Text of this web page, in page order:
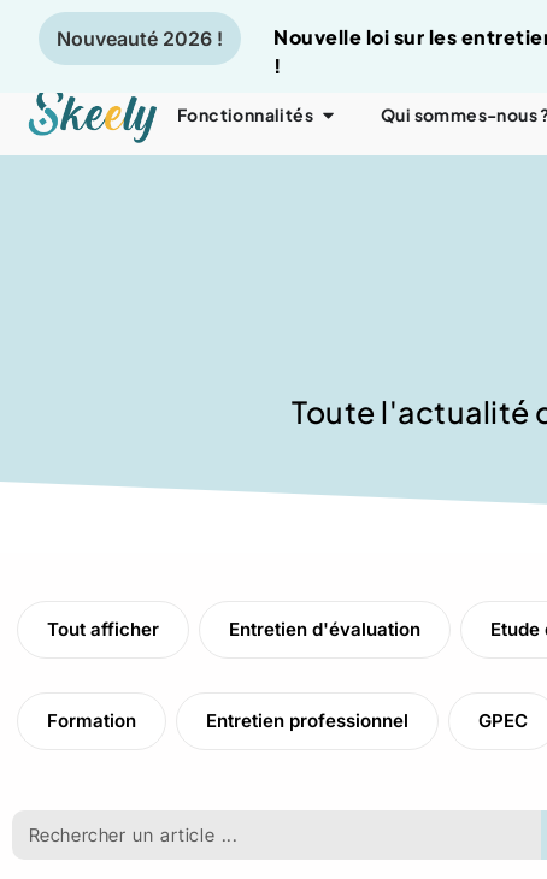
Nouveauté 2026 !
Nouvelle loi sur les
!
Fonctionnalités Qui sommes-nous
Toute l'actualité
Tout afficher Entretien d'évaluation Etude
Formation Entretien professionnel GPEC